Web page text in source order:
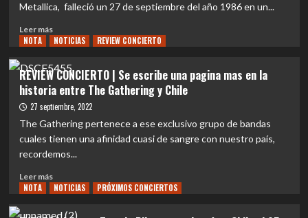
de
los
‘90
se
une
a
The
Fest
Metallica, falleció un 27 de septiembre del año 1986 en un...
Leer másLeer
más
MUNDO
|
Cliff
Burton:
Legado
inmortal
en
la
de
la
música
NOTA NOTICIAS REVIEW CONCIERTO
REVIEW CONCIERTO | Se escribe una pagina mas en la
historia entre The Gathering y Chile
27 septiembre, 2022
The Gathering pertenece a ese exclusivo grupo de bandas
cuales tienen una afinidad cuasi de sangre con nuestro país,
recordemos...
Leer másLeer
más
REVIEW
NOTA NOTICIAS PRÓXIMOS CONCIERTOS